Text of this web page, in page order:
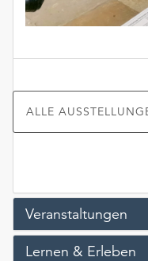
ALLE
Veranstaltungen
Lernen & Erleben